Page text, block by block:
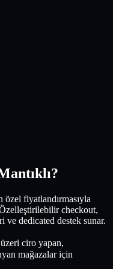
özel fiyatlandırmasıyla
checkout,
ve dedicated destek sunar.
üzeri ciro yapan,
mağazalar için